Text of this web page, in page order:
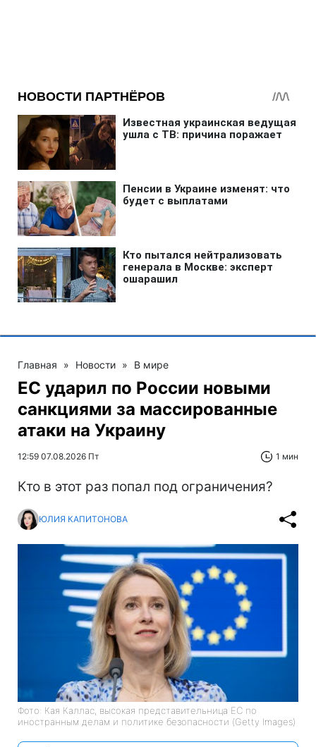
Главная » Новости » В мире
ЕС ударил по России новыми
санкциями за массированные
атаки на Украину
12:59 07.08.2026 Пт 1 мин
Кто в этот раз попал под ограничения?
ЮЛИЯ КАПИТОНОВА
Фото: Кая Каллас, высокая представительница ЕС по
иностранным делам и политике безопасности (Getty Images)